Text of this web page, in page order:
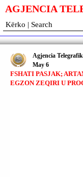
AGJENCIA
FSHATI PASJAK;
EGZON ZEQIRI U
Agjencia
May 6